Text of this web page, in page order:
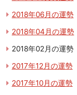
2018年06月の運勢
2018年04月の運勢
2018年02月の運勢
2017年12月の運勢
2017年10月の運勢